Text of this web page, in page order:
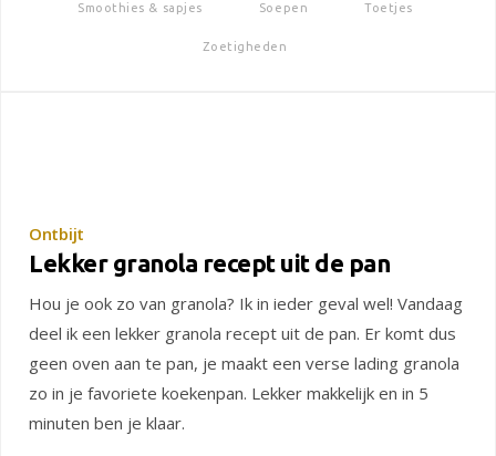
Smoothies & sapjes Soepen Toetjes
Zoetigheden
Ontbijt
Lekker granola recept uit de pan
Hou je ook zo van granola? Ik in ieder geval wel! Vandaag
deel ik een lekker granola recept uit de pan. Er komt dus
geen oven aan te pan, je maakt een verse lading granola
zo in je favoriete koekenpan. Lekker makkelijk en in 5
minuten ben je klaar.